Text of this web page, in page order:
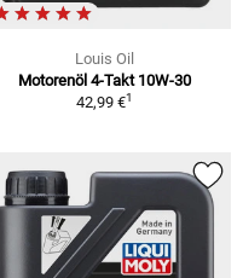
Louis Oil
Motorenöl 4-Takt 10W-30
42,99 €1